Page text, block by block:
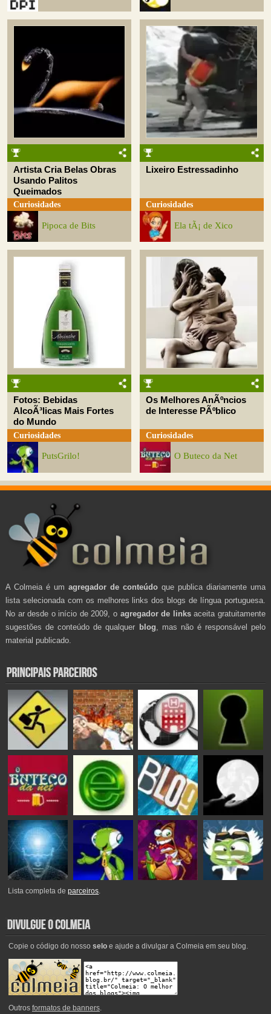
Artista Cria Belas Obras
Usando Palitos
Queimados
Curiosidades
Pipoca de Bits
Lixeiro Estressadinho
Curiosidades
Ela tÃ¡ de Xico
Fotos: Bebidas
AlcoÃ³licas Mais Fortes
do Mundo
Curiosidades
PutsGrilo!
Os Melhores AnÃºncios
de Interesse PÃºblico
Curiosidades
O Buteco da Net
A Colmeia é um agregador de conteúdo que publica diariamente uma
lista selecionada com os melhores links dos blogs de língua portuguesa.
No ar desde o início de 2009, o agregador de linksaceita gratuitamente
sugestões de conteúdo de qualquer blog , mas não é responsável pelo
material publicado.
Lista completa deparceiros.
Copie o código do nosso seloe ajude a divulgar a Colmeia em seu blog.
Outros formatos de banners.